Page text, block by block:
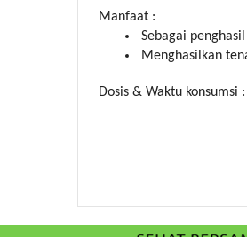
Manfaat :
Sebagai
Menghasilkan
Dosis & Waktu